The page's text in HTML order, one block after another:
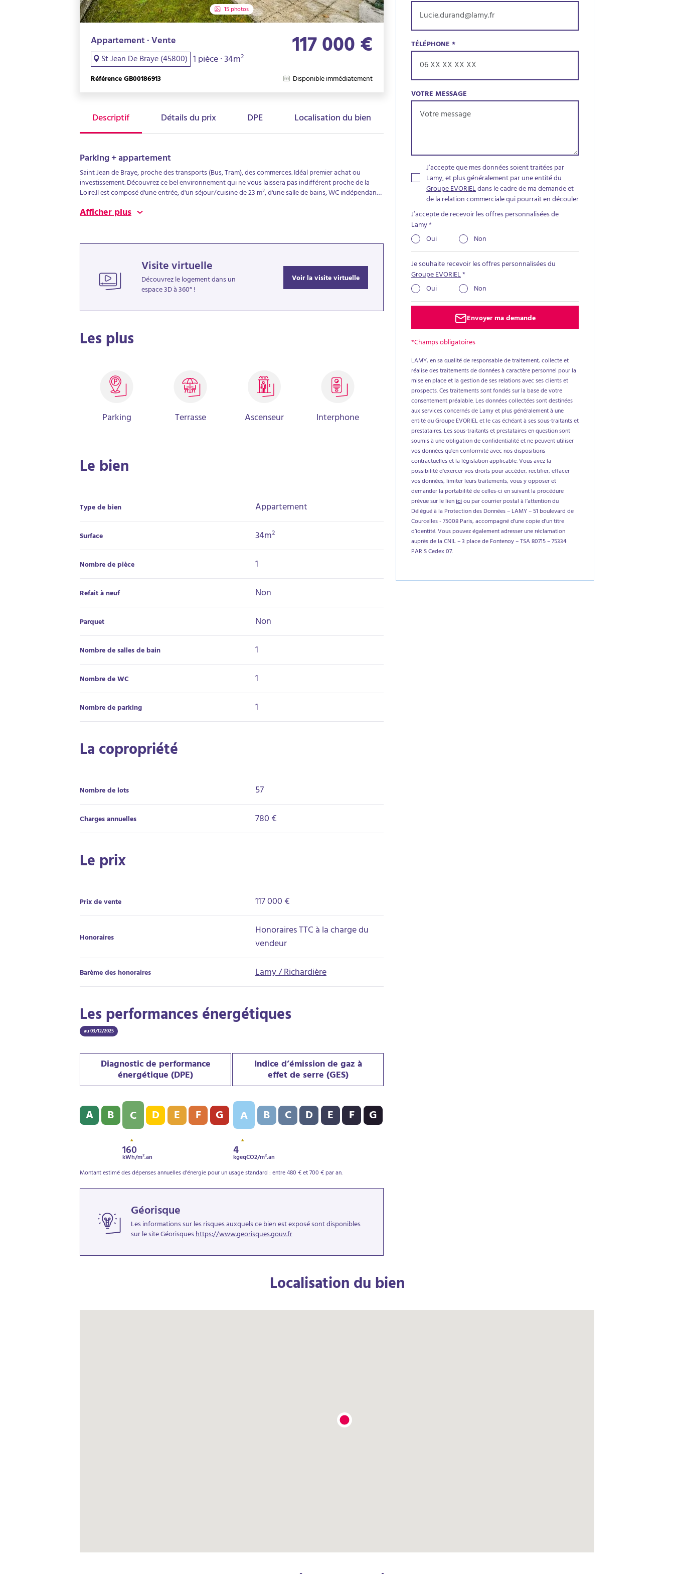
15 photos
Appartement · Vente
St Jean De Braye (45800) 1 pièce · 34m² 117 000 €
Référence GB00186913 Disponible immédiatement
Descriptif Détails du prix DPE Localisation du bien
Parking + appartement
Saint Jean de Braye, proche des transports (Bus, Tram), des commerces. Idéal premier achat ou
investissement. Découvrez ce bel environnement qui ne vous laissera pas indifférent proche de la
Loire.Il est composé d'une entrée, d'un séjour/cuisine de 23 m², d'une salle de bains, WC indépendant.
sol rattachée à l'appartement. UNE VISITE S'IMPOSE ! L'appartement sera libre le 1er JUIN 2026
Afficher plus
Visite virtuelle
Découvrez le logement dans un
espace 3D à 360° !
Voir la visite virtuelle
Les plus
Parking Terrasse Ascenseur Interphone
Le bien
Type de bien Appartement
Surface 34m²
Nombre de pièce 1
Refait à neuf Non
Parquet Non
Nombre de salles de bain 1
Nombre de WC 1
Nombre de parking 1
La copropriété
Nombre de lots 57
Charges annuelles 780 €
Le prix
Prix de vente 117 000 €
Honoraires Honoraires TTC à la charge du
vendeur
Barème des honoraires Lamy / Richardière
Les performances énergétiques
au 03/12/2025
Diagnostic de performance
énergétique (DPE)
Diagnostic de performance énergétique (DPE) : C - 160 kWh/m².an
A B C
160
kWh/m².an
D E F G
Indice d’émission de gaz à
effet de serre (GES)
Indice d’émission de gaz à effet de serre (GES) : A - 4 kgeqCO2/m².an
A
4
kgeqCO2/m².an
B C D E F G
Montant estimé des dépenses annuelles d'énergie pour un usage standard : entre 480 € et 700 € par an.
Géorisque
Les informations sur les risques auxquels ce bien est exposé sont disponibles
sur le site Géorisqueshttps://www.georisques.gouv.fr
TÉLÉPHONE*
VOTRE MESSAGE
J’accepte que mes données soient traitées par
Lamy, et plus généralement par une entité du
Groupe EVORIELdans le cadre de ma demande et
de la relation commerciale qui pourrait en découler
J’accepte de recevoir les offres personnalisées de
Lamy*
Oui
Non
Je souhaite recevoir les offres personnalisées du
Groupe EVORIEL*
Oui
Non
Envoyer ma demande
*Champs obligatoires
LAMY, en sa qualité de responsable de traitement, collecte et
réalise des traitements de données à caractère personnel pour la
mise en place et la gestion de ses relations avec ses clients et
prospects. Ces traitements sont fondés sur la base de votre
consentement préalable. Les données collectées sont destinées
aux services concernés de Lamy et plus généralement à une
entité du Groupe EVORIEL et le cas échéant à ses sous-traitants et
prestataires. Les sous-traitants et prestataires en question sont
soumis à une obligation de confidentialité et ne peuvent utiliser
vos données qu'en conformité avec nos dispositions
contractuelles et la législation applicable. Vous avez la
possibilité d’exercer vos droits pour accéder, rectifier, effacer
vos données, limiter leurs traitements, vous y opposer et
demander la portabilité de celles-ci en suivant la procédure
prévue sur le lieniciou par courrier postal à l’attention du
Délégué à la Protection des Données – LAMY – 51 boulevard de
Courcelles - 75008 Paris, accompagné d’une copie d’un titre
d’identité. Vous pouvez également adresser une réclamation
auprès de la CNIL – 3 place de Fontenoy – TSA 80715 – 75334
PARIS Cedex 07.
Localisation du bien